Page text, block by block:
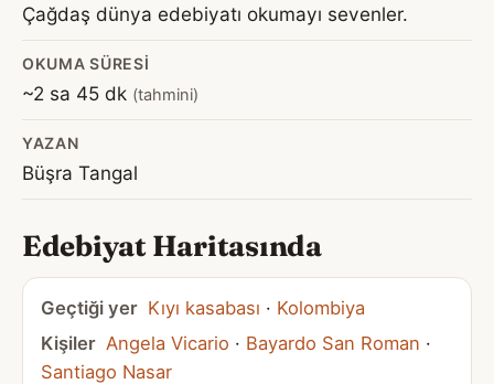
Çağdaş dünya edebiyatı okumayı sevenler.
OKUMA SÜRESI
~2 sa 45 dk (tahmini)
YAZAN
Büşra Tangal
Edebiyat Haritasında
Geçtiği yer Kıyı kasabası · Kolombiya
Kişiler Angela Vicario · Bayardo San Roman ·
Santiago Nasar